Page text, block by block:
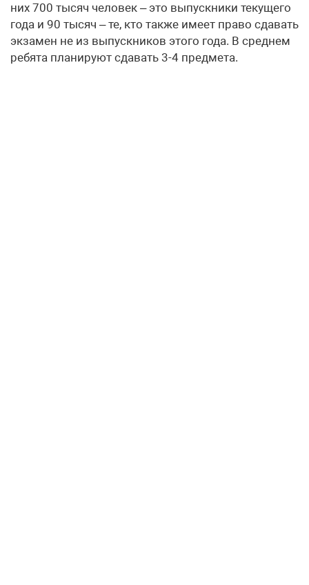
них 700 тысяч человек – это выпускники текущего
года и 90 тысяч – те, кто также имеет право сдавать
экзамен не из выпускников этого года. В среднем
ребята планируют сдавать 3-4 предмета.